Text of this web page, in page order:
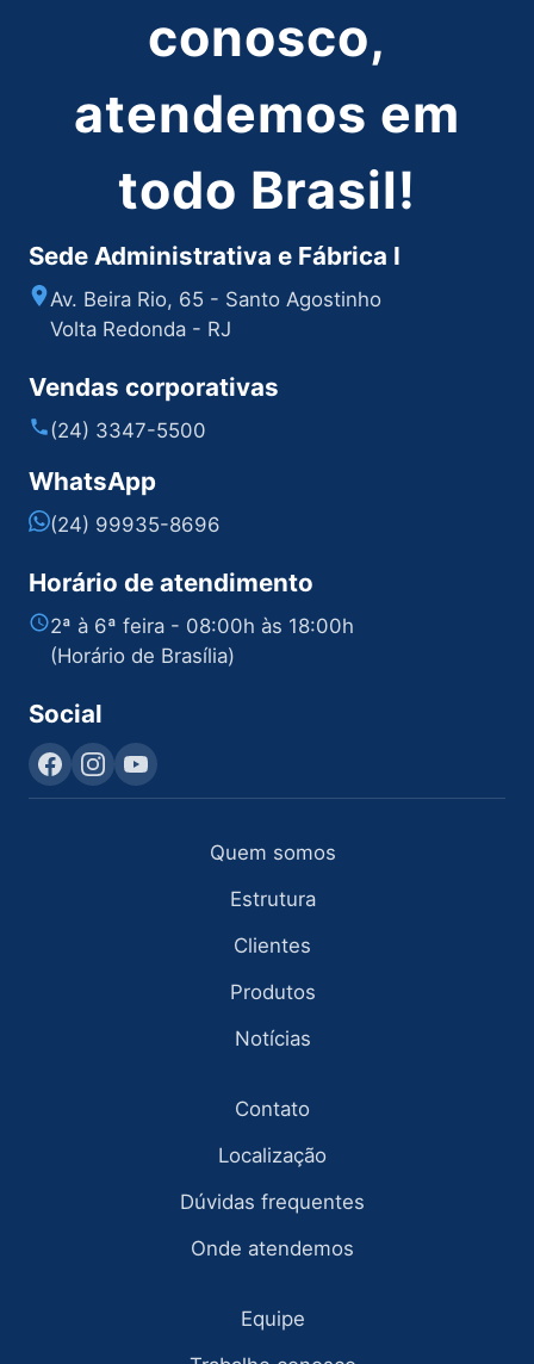
conosco,
atendemos em
todo Brasil!
Sede Administrativa e Fábrica I
Av. Beira Rio, 65 - Santo Agostinho
Volta Redonda - RJ
Vendas corporativas
(24) 3347-5500
WhatsApp
(24) 99935-8696
Horário de atendimento
2ª à 6ª feira - 08:00h às 18:00h
(Horário de Brasília)
Social
Quem somos
Estrutura
Clientes
Produtos
Notícias
Contato
Localização
Dúvidas frequentes
Onde atendemos
Equipe